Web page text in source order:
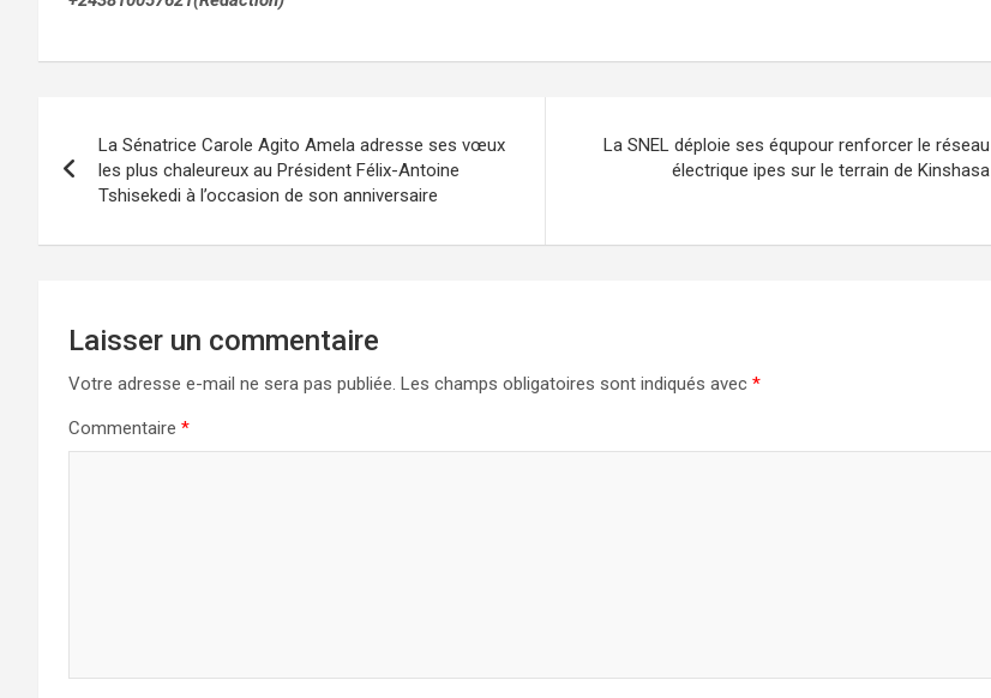
de
La Sénatrice Carole Agito Amela adresse ses vœux
les plus chaleureux au Président Félix-Antoine
Tshisekedi à l’occasion de son anniversaire
La SNEL déploie ses équpour renforcer le réseau
électrique ipes sur le terrain de Kinshasa
Laisser un commentaire
Votre adresse e-mail ne sera pas publiée. Les champs obligatoires sont indiqués avec *
Commentaire *